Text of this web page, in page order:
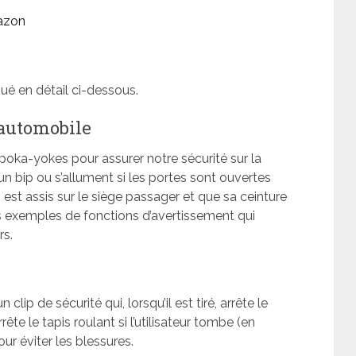
en détail ci-dessous.
yokes pour assurer notre sécurité sur la
bip ou s’allument si les portes sont ouvertes
assis sur le siège passager et que sa ceinture
de fonctions d’avertissement qui
clip de sécurité qui, lorsqu’il est tiré, arrête le
le tapis roulant si l’utilisateur tombe (en
éviter les blessures.